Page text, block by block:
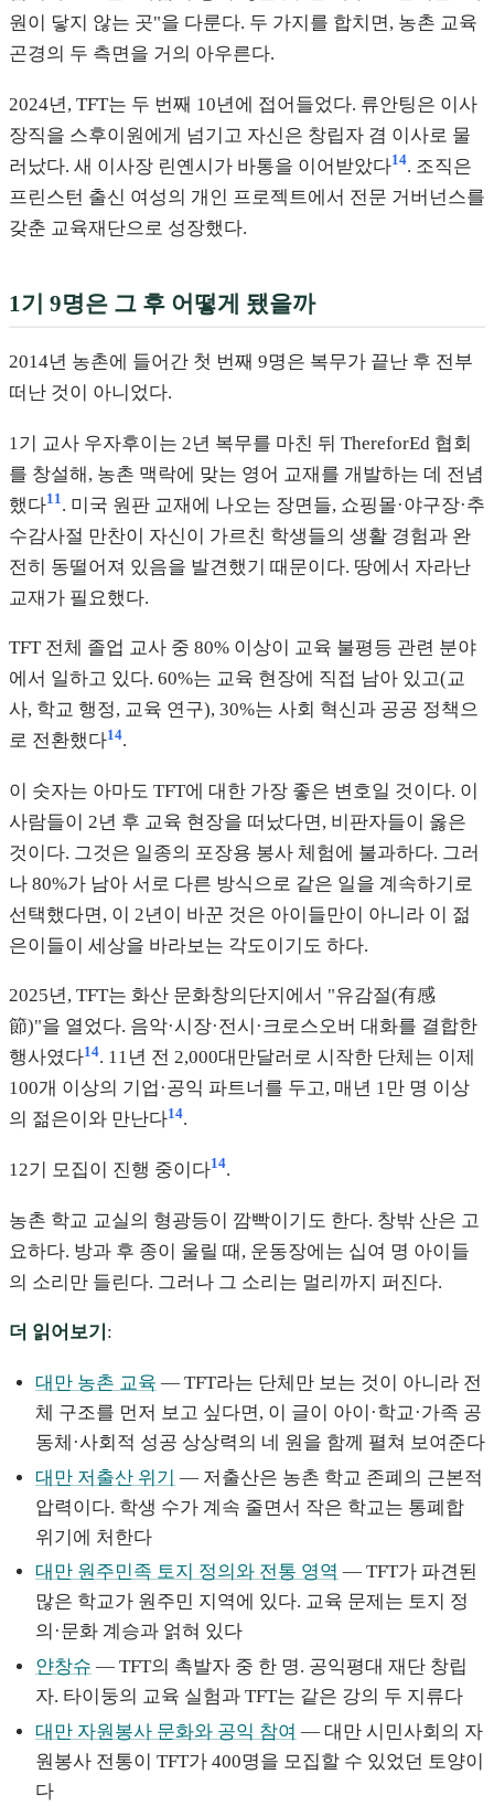
원이 닿지 않는 곳"을 다룬다. 두 가지를 합치면, 농촌 교육
곤경의 두 측면을 거의 아우른다.
2024년, TFT는 두 번째 10년에 접어들었다. 류안팅은 이사
장직을 스후이원에게 넘기고 자신은 창립자 겸 이사로 물
러났다. 새 이사장 린옌시가 바통을 이어받았다14. 조직은
프린스턴 출신 여성의 개인 프로젝트에서 전문 거버넌스를
갖춘 교육재단으로 성장했다.
1기 9명은 그 후 어떻게 됐을까
2014년 농촌에 들어간 첫 번째 9명은 복무가 끝난 후 전부
떠난 것이 아니었다.
1기 교사 우자후이는 2년 복무를 마친 뒤 ThereforEd 협회
를 창설해, 농촌 맥락에 맞는 영어 교재를 개발하는 데 전념
했다11. 미국 원판 교재에 나오는 장면들, 쇼핑몰·야구장·추
수감사절 만찬이 자신이 가르친 학생들의 생활 경험과 완
전히 동떨어져 있음을 발견했기 때문이다. 땅에서 자라난
교재가 필요했다.
TFT 전체 졸업 교사 중 80% 이상이 교육 불평등 관련 분야
에서 일하고 있다. 60%는 교육 현장에 직접 남아 있고(교
사, 학교 행정, 교육 연구), 30%는 사회 혁신과 공공 정책으
로 전환했다14.
이 숫자는 아마도 TFT에 대한 가장 좋은 변호일 것이다. 이
사람들이 2년 후 교육 현장을 떠났다면, 비판자들이 옳은
것이다. 그것은 일종의 포장용 봉사 체험에 불과하다. 그러
나 80%가 남아 서로 다른 방식으로 같은 일을 계속하기로
선택했다면, 이 2년이 바꾼 것은 아이들만이 아니라 이 젊
은이들이 세상을 바라보는 각도이기도 하다.
2025년, TFT는 화산 문화창의단지에서 "유감절(有感
節)"을 열었다. 음악·시장·전시·크로스오버 대화를 결합한
행사였다14. 11년 전 2,000대만달러로 시작한 단체는 이제
100개 이상의 기업·공익 파트너를 두고, 매년 1만 명 이상
의 젊은이와 만난다14.
12기 모집이 진행 중이다14.
농촌 학교 교실의 형광등이 깜빡이기도 한다. 창밖 산은 고
요하다. 방과 후 종이 울릴 때, 운동장에는 십여 명 아이들
의 소리만 들린다. 그러나 그 소리는 멀리까지 퍼진다.
더 읽어보기 :
대만 농촌 교육 — TFT라는 단체만 보는 것이 아니라 전
체 구조를 먼저 보고 싶다면, 이 글이 아이·학교·가족 공
동체·사회적 성공 상상력의 네 원을 함께 펼쳐 보여준다
대만 저출산 위기 — 저출산은 농촌 학교 존폐의 근본적
압력이다. 학생 수가 계속 줄면서 작은 학교는 통폐합
위기에 처한다
대만 원주민족 토지 정의와 전통 영역 — TFT가 파견된
많은 학교가 원주민 지역에 있다. 교육 문제는 토지 정
의·문화 계승과 얽혀 있다
얀창슈 — TFT의 촉발자 중 한 명. 공익평대 재단 창립
자. 타이둥의 교육 실험과 TFT는 같은 강의 두 지류다
대만 자원봉사 문화와 공익 참여 — 대만 시민사회의 자
원봉사 전통이 TFT가 400명을 모집할 수 있었던 토양이
다